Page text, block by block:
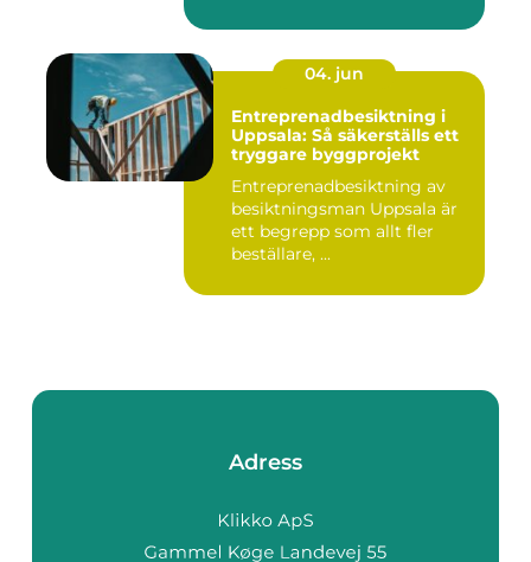
04. jun
Entreprenadbesiktning i
Uppsala: Så säkerställs ett
tryggare byggprojekt
Entreprenadbesiktning av
besiktningsman Uppsala är
ett begrepp som allt fler
beställare, ...
Adress